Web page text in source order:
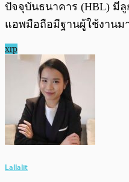
ปัจจุบันธนาคาร (HBL) มี
แอพมือถือมีฐานผู้ใช้งานม
xrp
Lallalit